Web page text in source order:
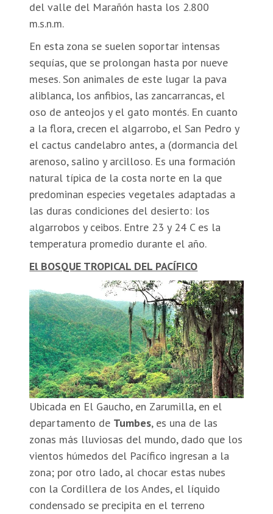
del valle del Marañón hasta los 2.800
m.s.n.m.
En esta zona se suelen soportar intensas
sequías, que se prolongan hasta por nueve
meses. Son animales de este lugar la pava
aliblanca, los anfibios, las zancarrancas, el
oso de anteojos y el gato montés. En cuanto
a la flora, crecen el algarrobo, el San Pedro y
el cactus candelabro antes, a (dormancia del
arenoso, salino y arcilloso. Es una formación
natural típica de la costa norte en la que
predominan especies vegetales adaptadas a
las duras condiciones del desierto: los
algarrobos y ceibos. Entre 23 y 24 C es la
temperatura promedio durante el año.
El BOSQUE TROPICAL DEL PACÍFICO
Ubicada en El Gaucho, en Zarumilla, en el
departamento de Tumbes, es una de las
zonas más lluviosas del mundo, dado que los
vientos húmedos del Pacífico ingresan a la
zona; por otro lado, al chocar estas nubes
con la Cordillera de los Andes, el líquido
condensado se precipita en el terreno